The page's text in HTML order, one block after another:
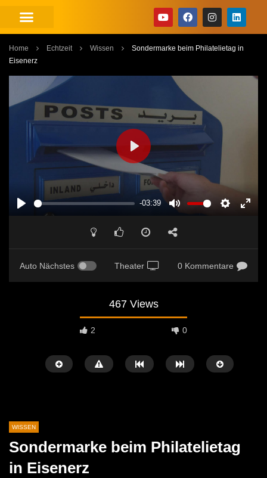
Home Echtzeit Wissen
Sondermarke beim Philatelietag in
Eisenerz
-03:39
PLAY
Auto Nächstes Theater 0 Kommentare
467 Views
2 0
WISSEN
Sondermarke beim Philatelietag
in Eisenerz